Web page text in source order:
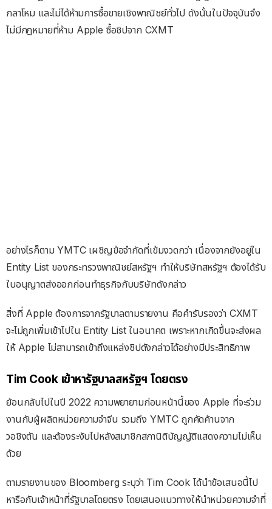
กลาโหม และไม่ได้ห้ามการซื้อขายเชิงพาณิชย์ทั่วไป ดังนั้นในปัจจุบันจึง
ไม่มีกฎหมายที่ห้าม Apple ซื้อชิปจาก CXMT
อย่างไรก็ตาม YMTC เผชิญข้อจำกัดที่เข้มงวดกว่า เนื่องจากยังอยู่ใน
Entity List ของกระทรวงพาณิชย์สหรัฐฯ ทำให้บริษัทสหรัฐฯ ต้องได้รับ
ใบอนุญาตส่งออกก่อนทำธุรกิจกับบริษัทดังกล่าว
สิ่งที่ Apple ต้องการจากรัฐบาลตามรายงาน คือคำรับรองว่า CXMT
จะไม่ถูกเพิ่มเข้าไปใน Entity List ในอนาคต เพราะหากเกิดขึ้นจะส่งผล
ให้ Apple ไม่สามารถเข้าถึงแหล่งชิปดังกล่าวได้อย่างมีประสิทธิภาพ
Tim Cook เข้าหารัฐบาลสหรัฐฯ โดยตรง
ย้อนกลับไปในปี 2022 ความพยายามก่อนหน้านี้ของ Apple ที่จะร่วม
งานกับผู้ผลิตหน่วยความจำจีน รวมถึง YMTC ถูกคัดค้านจาก
วอชิงตัน และต้องระงับไปหลังสมาชิกสภานิติบัญญัติแสดงความไม่เห็น
ด้วย
ตามรายงานของ Bloomberg ระบุว่า Tim Cook ได้นำข้อเสนอนี้ไป
หารือกับเจ้าหน้าที่รัฐบาลโดยตรง โดยเสนอแนวทางให้นำหน่วยความจำที่